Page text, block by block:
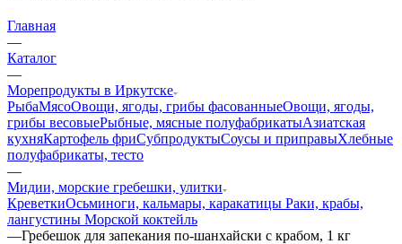
Главная
—
Каталог
—
Морепродукты в Иркутске
РыбаМясоОвощи, ягоды, грибы фасованныеОвощи, ягоды,
грибы весовыеРыбные, мясные полуфабрикатыАзиатская
кухняКартофель фриСубпродуктыСоусы и приправыХлебные
полуфабрикаты, тесто
—
Мидии, морские гребешки, улитки
КреветкиОсьминоги, кальмары, каракатицы Раки, крабы,
лангустины Морской коктейль
—Гребешок для запекания по-шанхайски с крабом, 1 кг